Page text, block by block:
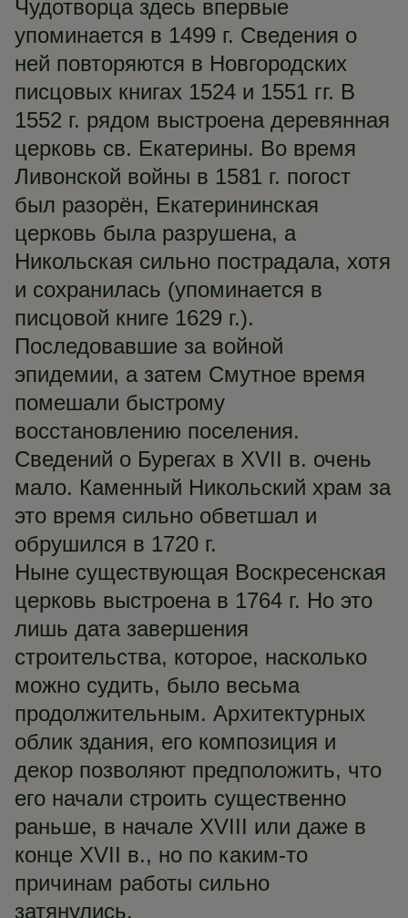
Чудотворца здесь впервые
упоминается в 1499 г. Сведения о
ней повторяются в Новгородских
писцовых книгах 1524 и 1551 гг. В
1552 г. рядом выстроена деревянная
церковь св. Екатерины. Во время
Ливонской войны в 1581 г. погост
был разорён, Екатерининская
церковь была разрушена, а
Никольская сильно пострадала, хотя
и сохранилась (упоминается в
писцовой книге 1629 г.).
Последовавшие за войной
эпидемии, а затем Смутное время
помешали быстрому
восстановлению поселения.
Сведений о Бурегах в XVII в. очень
мало. Каменный Никольский храм за
это время сильно обветшал и
обрушился в 1720 г.
Ныне существующая Воскресенская
церковь выстроена в 1764 г. Но это
лишь дата завершения
строительства, которое, насколько
можно судить, было весьма
продолжительным. Архитектурных
облик здания, его композиция и
декор позволяют предположить, что
его начали строить существенно
раньше, в начале XVIII или даже в
конце XVII в., но по каким-то
причинам работы сильно
затянулись.